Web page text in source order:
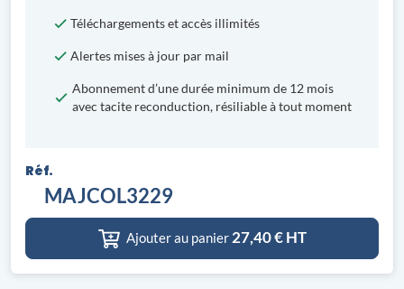
Téléchargements et accès illimités
Alertes mises à jour par mail
Abonnement d’une durée minimum de 12 mois
avec tacite reconduction, résiliable à tout moment
Réf.
MAJCOL3229
Ajouter au panier 27,40€ HT